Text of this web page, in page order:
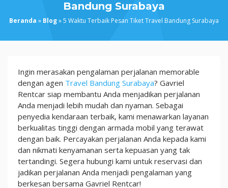
Bandung Surabaya
Beranda » Blog»5 Waktu Terbaik Pesan Tiket Travel Bandung Surabaya
5
Waktu
Terbaik
Pesan
Tiket
Travel
Bandung
Surabaya
Ingin merasakan pengalaman perjalanan memorable
dengan agen Travel Bandung Surabaya? Gavriel
Rentcar siap membantu Anda menjadikan perjalanan
Anda menjadi lebih mudah dan nyaman. Sebagai
penyedia kendaraan terbaik, kami menawarkan layanan
berkualitas tinggi dengan armada mobil yang terawat
dengan baik. Percayakan perjalanan Anda kepada kami
dan nikmati kenyamanan serta kepuasan yang tak
tertandingi. Segera hubungi kami untuk reservasi dan
jadikan perjalanan Anda menjadi pengalaman yang
berkesan bersama Gavriel Rentcar!